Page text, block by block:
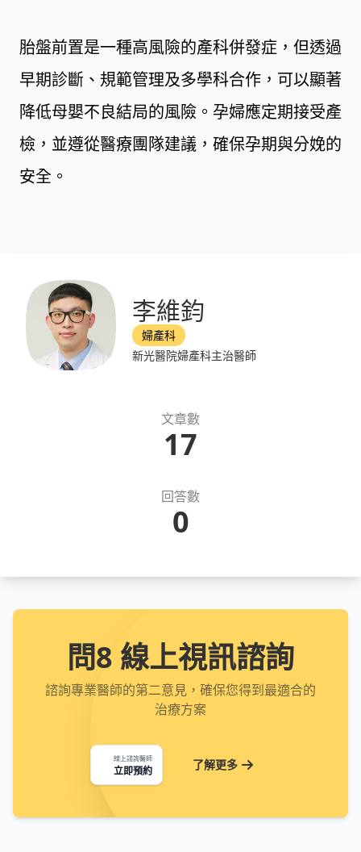
胎盤前置是一種高風險的產科併發症，但透過
早期診斷、規範管理及多學科合作，可以顯著
降低母嬰不良結局的風險。孕婦應定期接受產
檢，並遵從醫療團隊建議，確保孕期與分娩的
安全。
李維鈞
婦產科
新光醫院婦產科主治醫師
文章數
17
回答數
0
問8 線上視訊諮詢
諮詢專業醫師的第二意見，確保您得到最適合的
治療方案
線上諮詢醫師
立即預約 了解更多